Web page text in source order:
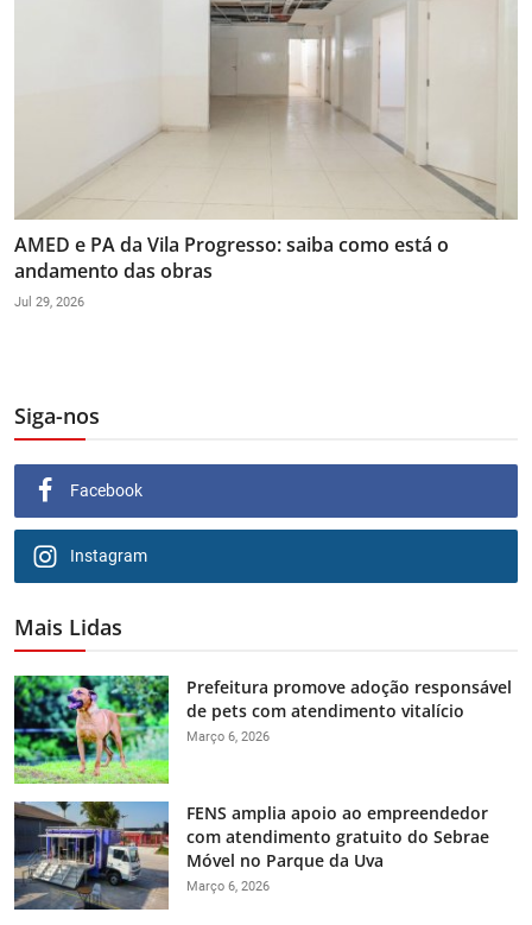
AMED e PA da Vila Progresso: saiba como está o
andamento das obras
Jul 29, 2026
Siga-nos
Facebook
Instagram
Mais Lidas
Prefeitura promove adoção responsável
de pets com atendimento vitalício
Março 6, 2026
FENS amplia apoio ao empreendedor
com atendimento gratuito do Sebrae
Móvel no Parque da Uva
Março 6, 2026